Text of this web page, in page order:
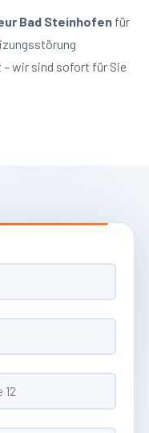
Bad Steinhofenfür
wir sind sofort für Sie